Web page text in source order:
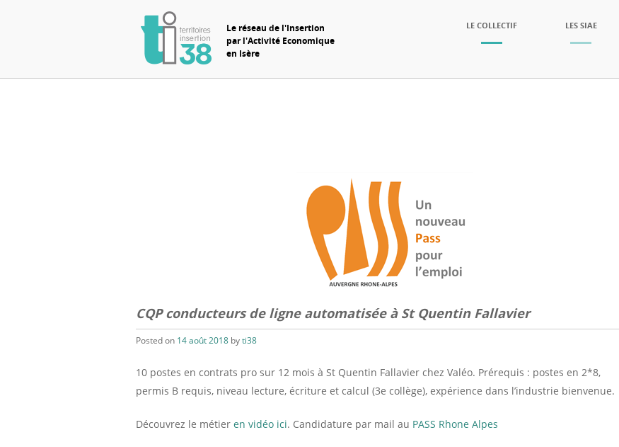
Le réseau de l'Insertion
par l'Activité Economique
en Isère
LE COLLECTIF LES SIAE
CQP conducteurs de ligne automatisée à St Quentin Fallavier
Posted on 14 août 2018 byti38
10 postes en contrats pro sur 12 mois à St Quentin Fallavier chez Valéo. Prérequis : postes en 2*8,
permis B requis, niveau lecture, écriture et calcul (3e collège), expérience dans l’industrie bienvenue.
Découvrez le métier en vidéo ici. Candidature par mail au PASS Rhone Alpes